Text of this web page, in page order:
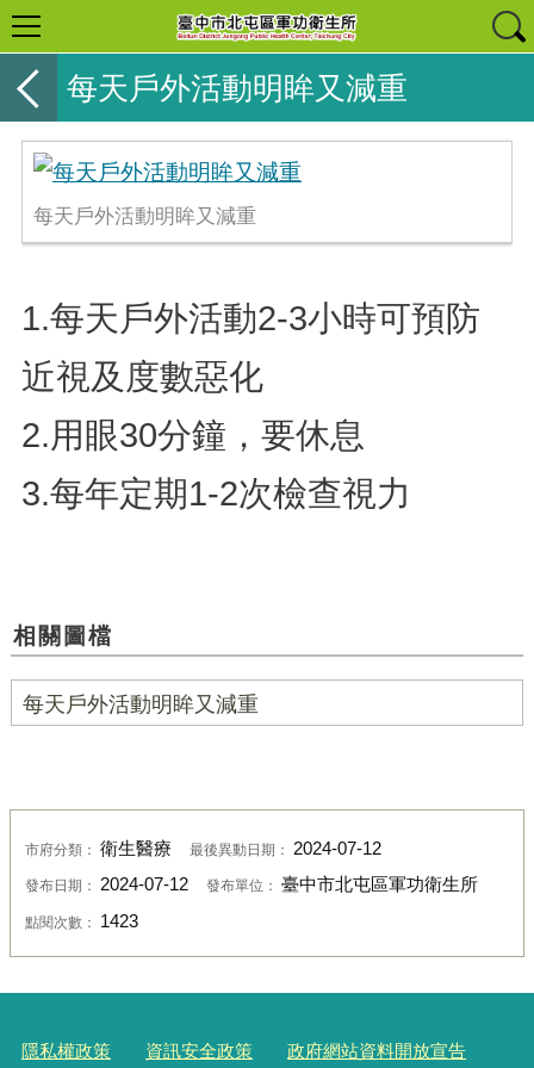
每天戶外活動明眸又減重
每天戶外活動明眸又減重
1.每天戶外活動2-3小時可預防
近視及度數惡化
2.用眼30分鐘，要休息
3.每年定期1-2次檢查視力
相關圖檔
每天戶外活動明眸又減重
市府分類： 衛生醫療 最後異動日期： 2024-07-12
發布日期： 2024-07-12 發布單位： 臺中市北屯區軍功衛生所
點閱次數： 1423
隱私權政策 資訊安全政策 政府網站資料開放宣告